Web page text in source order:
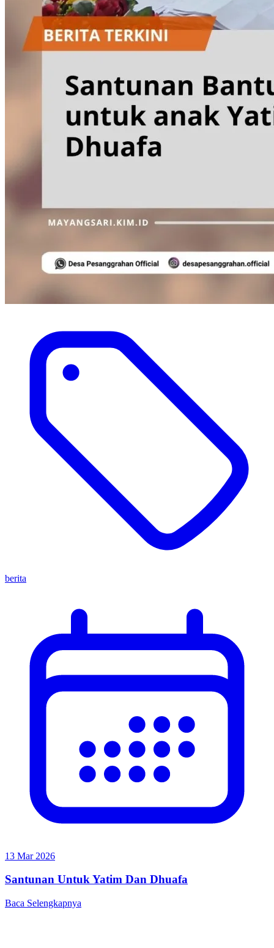
berita
13 Mar 2026
Santunan Untuk Yatim Dan Dhuafa
Baca Selengkapnya